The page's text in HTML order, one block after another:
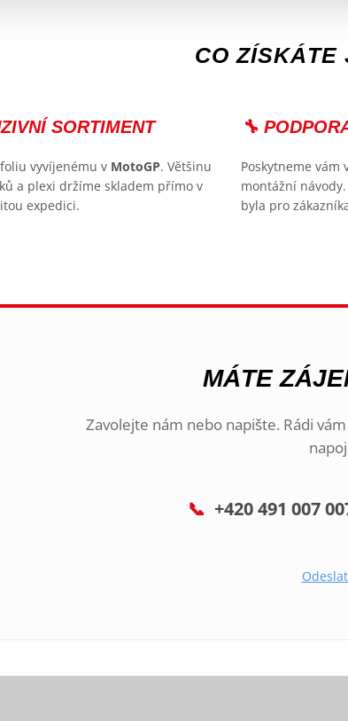
CO ZÍSKÁTE
SORTIMENT
vyvíjenému v MotoGP. Většinu
a plexi držíme skladem přímo v
expedici.
🔧
Poskytneme vám
montážní
byla pro
MÁTE
Zavolejte nám nebo napište. Rádi
📞 +420 491 007